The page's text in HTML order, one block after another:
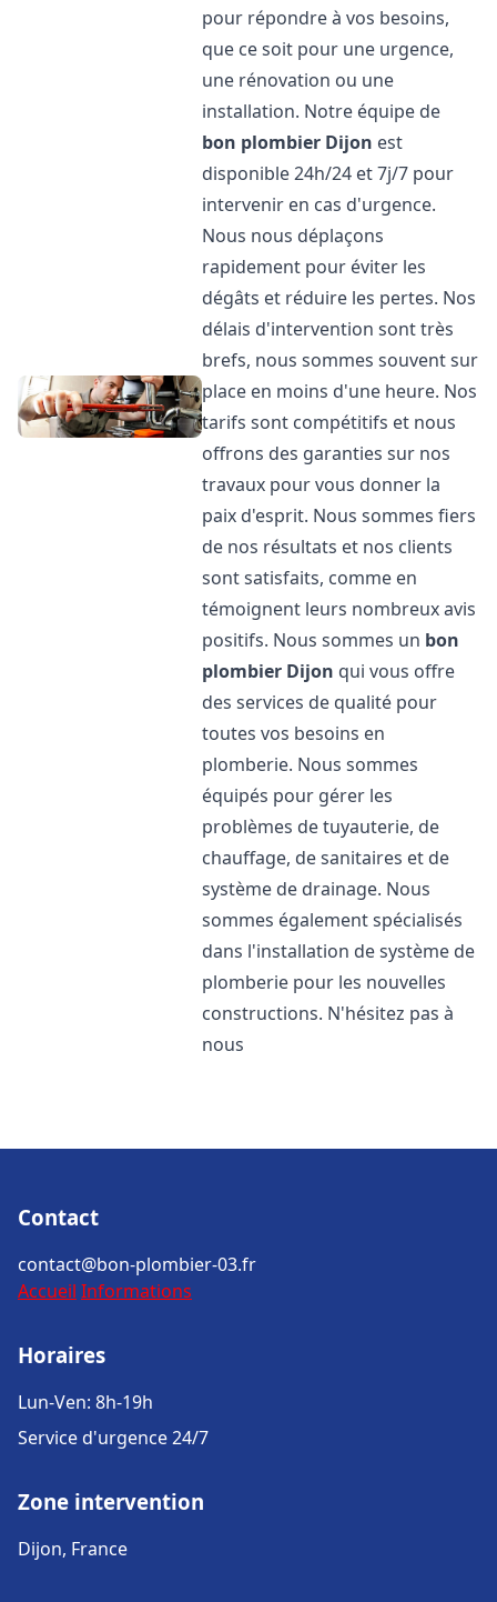
pour répondre à vos besoins,
que ce soit pour une urgence,
une rénovation ou une
installation. Notre équipe de
bon plombier Dijon est
disponible 24h/24 et 7j/7 pour
intervenir en cas d'urgence.
Nous nous déplaçons
rapidement pour éviter les
dégâts et réduire les pertes. Nos
délais d'intervention sont très
brefs, nous sommes souvent sur
place en moins d'une heure. Nos
tarifs sont compétitifs et nous
offrons des garanties sur nos
travaux pour vous donner la
paix d'esprit. Nous sommes fiers
de nos résultats et nos clients
sont satisfaits, comme en
témoignent leurs nombreux avis
positifs. Nous sommes un bon
plombier Dijon qui vous offre
des services de qualité pour
toutes vos besoins en
plomberie. Nous sommes
équipés pour gérer les
problèmes de tuyauterie, de
chauffage, de sanitaires et de
système de drainage. Nous
sommes également spécialisés
dans l'installation de système de
plomberie pour les nouvelles
constructions. N'hésitez pas à
nous
Contact
contact@bon-plombier-03.fr
Accueil Informations
Horaires
Lun-Ven: 8h-19h
Service d'urgence 24/7
Zone intervention
Dijon, France